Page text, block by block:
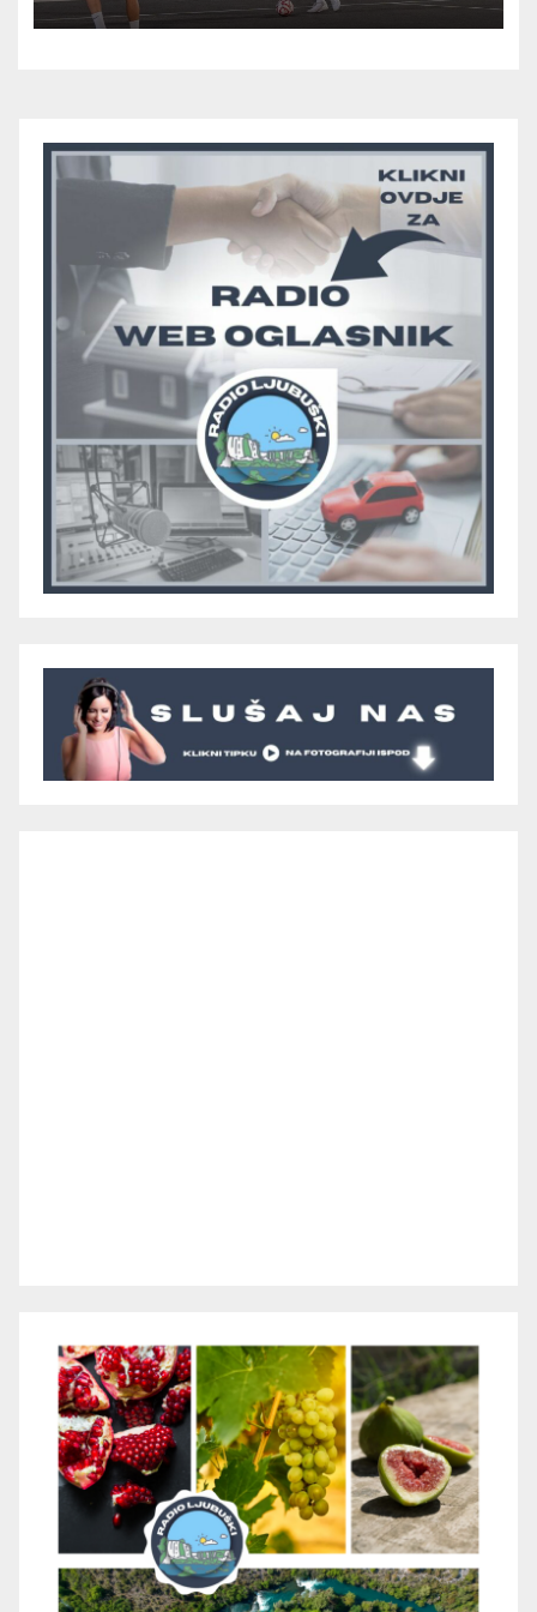
večeras počinje četvrtfinale